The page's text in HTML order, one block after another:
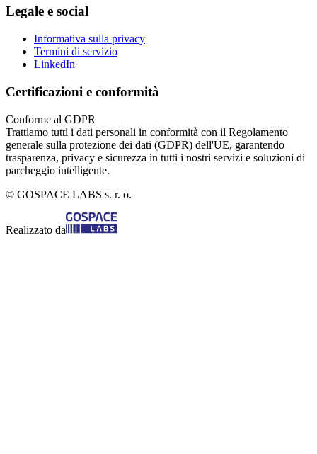
Legale e social
Informativa sulla privacy
Termini di servizio
LinkedIn
Certificazioni e conformità
Conforme al GDPR
Trattiamo tutti i dati personali in conformità con il Regolamento
generale sulla protezione dei dati (GDPR) dell'UE, garantendo
trasparenza, privacy e sicurezza in tutti i nostri servizi e soluzioni di
parcheggio intelligente.
© GOSPACE LABS s. r. o.
Realizzato da